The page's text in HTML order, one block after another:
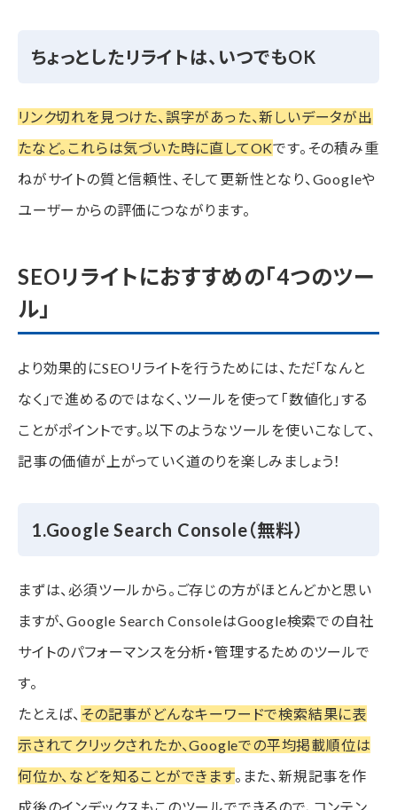
ちょっとしたリライトは、いつでもOK
リンク切れを見つけた、誤字があった、新しいデータが出
たなど。これらは気づいた時に直してOKです。その積み重
ねがサイトの質と信頼性、そして更新性となり、Googleや
ユーザーからの評価につながります。
SEOリライトにおすすめの「4つのツー
ル」
より効果的にSEOリライトを行うためには、ただ「なんと
なく」で進めるのではなく、ツールを使って「数値化」する
ことがポイントです。以下のようなツールを使いこなして、
記事の価値が上がっていく道のりを楽しみましょう！
1.Google Search Console（無料）
まずは、必須ツールから。ご存じの方がほとんどかと思い
ますが、Google Search ConsoleはGoogle検索での自社
サイトのパフォーマンスを分析・管理するためのツールで
す。
たとえば、 その記事がどんなキーワードで検索結果に表
示されてクリックされたか、Googleでの平均掲載順位は
何位か、などを知ることができます。また、新規記事を作